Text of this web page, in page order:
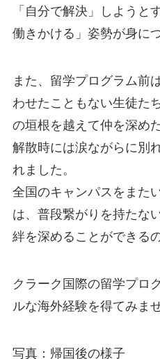
「自分で解決」しようと
働きかける」姿勢が身に
また、留学プログラム前
わせたこともない生徒た
の垣根を越えて仲を深め
解散時には涙ながらに別
れました。
全国のキャンパスをまた
は、普段繋がりを持たな
絆を深めることができる
クラーク国際の留学プロ
ルな海外経験を得てみま
写真：帰国後の様子